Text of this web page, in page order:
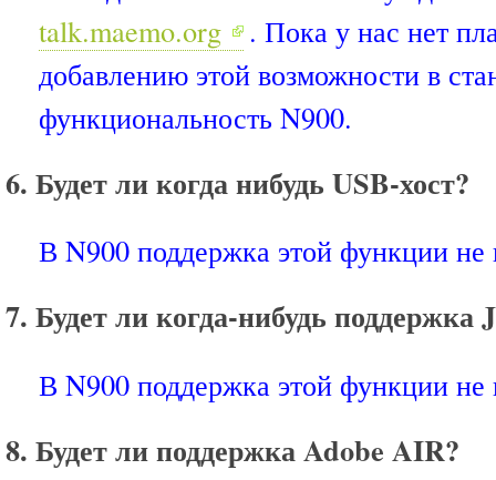
talk.maemo.org
. Пока у нас нет
добавлению этой возможности в
функциональность N900.
6. Будет ли когда нибудь USB-хост?
В N900 поддержка этой функции не
7. Будет ли когда-нибудь поддержка
В N900 поддержка этой функции не
8. Будет ли поддержка Adobe AIR?